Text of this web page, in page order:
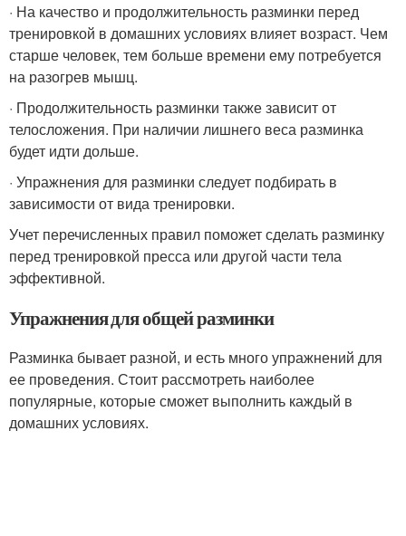
· На качество и продолжительность разминки перед
тренировкой в домашних условиях влияет возраст. Чем
старше человек, тем больше времени ему потребуется
на разогрев мышц.
· Продолжительность разминки также зависит от
телосложения. При наличии лишнего веса разминка
будет идти дольше.
· Упражнения для разминки следует подбирать в
зависимости от вида тренировки.
Учет перечисленных правил поможет сделать разминку
перед тренировкой пресса или другой части тела
эффективной.
Упражнения для общей разминки
Разминка бывает разной, и есть много упражнений для
ее проведения. Стоит рассмотреть наиболее
популярные, которые сможет выполнить каждый в
домашних условиях.